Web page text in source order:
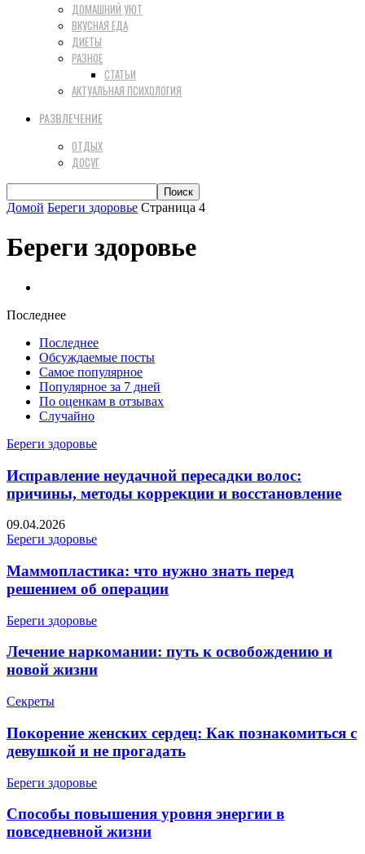
ДОМАШНИЙ УЮТ
ВКУСНАЯ ЕДА
ДИЕТЫ
РАЗНОЕ
СТАТЬИ
АКТУАЛЬНАЯ ПСИХОЛОГИЯ
РАЗВЛЕЧЕНИЕ
ОТДЫХ
ДОСУГ
Домой Береги здоровье Страница 4
Береги здоровье
Последнее
Последнее
Обсуждаемые посты
Самое популярное
Популярное за 7 дней
По оценкам в отзывах
Случайно
Береги здоровье
Исправление неудачной пересадки волос:
причины, методы коррекции и восстановление
09.04.2026
Береги здоровье
Маммопластика: что нужно знать перед
решением об операции
Береги здоровье
Лечение наркомании: путь к освобождению и
новой жизни
Секреты
Покорение женских сердец: Как познакомиться с
девушкой и не прогадать
Береги здоровье
Способы повышения уровня энергии в
повседневной жизни